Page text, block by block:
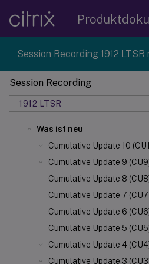
Session Recording 1912
Session Recording
1912 LTSR
Was ist neu
Cumulative Update 10
Cumulative Update 9
Cumulative Update 8
Cumulative Update 7
Cumulative Update 6
Cumulative Update 5
Cumulative Update 4
Cumulative Update 3